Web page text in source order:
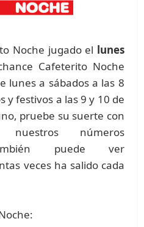
Noche jugado el lunes
Cafeterito Noche
lunes a sábados a las 8
y festivos a las 9 y 10 de
pruebe su suerte con
números
puede ver
veces ha salido cada